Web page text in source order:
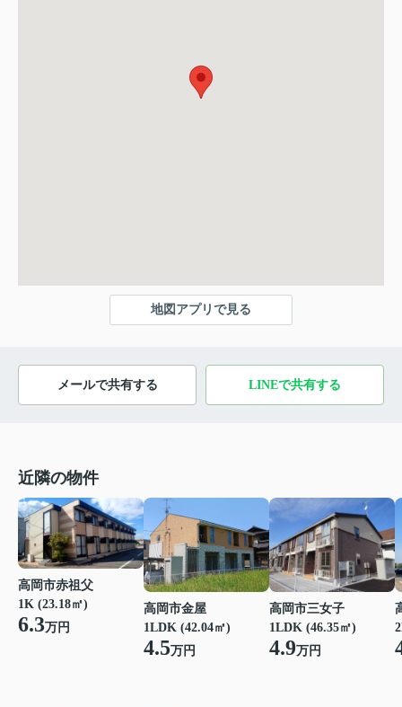
地図アプリで見る
メールで共有する LINEで共有する
近隣の物件
高岡市赤祖父
1K (23.18㎡)
6.3万円
高岡市金屋
1LDK (42.04㎡)
4.5万円
高岡市三女子
1LDK (46.35㎡)
4.9万円